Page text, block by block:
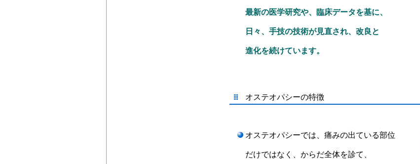
最新の医学研究や、臨床データを基に、
日々、手技の技術が見直され、改良と
進化を続けています。
オステオパシーの特徴
オステオパシーでは、痛みの出ている部位
だけではなく、からだ全体を診て、